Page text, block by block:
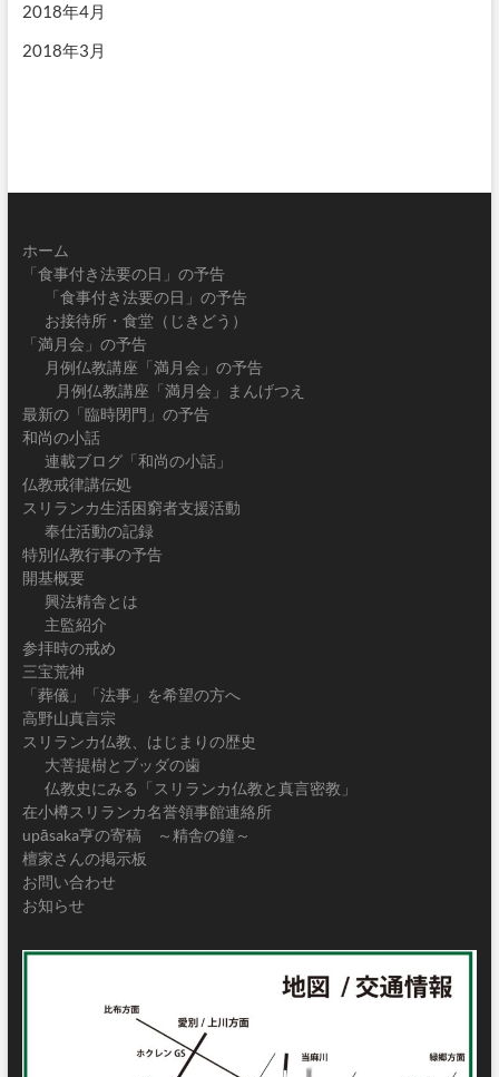
2018年4月
2018年3月
ホーム
「食事付き法要の日」の予告
「食事付き法要の日」の予告
お接待所・食堂（じきどう）
「満月会」の予告
月例仏教講座「満月会」の予告
月例仏教講座「満月会」まんげつえ
最新の「臨時閉門」の予告
和尚の小話
連載ブログ「和尚の小話」
仏教戒律講伝処
スリランカ生活困窮者支援活動
奉仕活動の記録
特別仏教行事の予告
開基概要
興法精舎とは
主監紹介
参拝時の戒め
三宝荒神
「葬儀」「法事」を希望の方へ
高野山真言宗
スリランカ仏教、はじまりの歴史
大菩提樹とブッダの歯
仏教史にみる「スリランカ仏教と真言密教」
在小樽スリランカ名誉領事館連絡所
upāsaka亨の寄稿 ～精舎の鐘～
檀家さんの掲示板
お問い合わせ
お知らせ